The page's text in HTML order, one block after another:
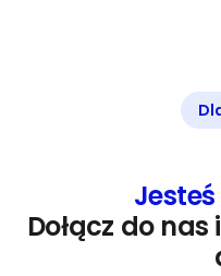
Dołącz do